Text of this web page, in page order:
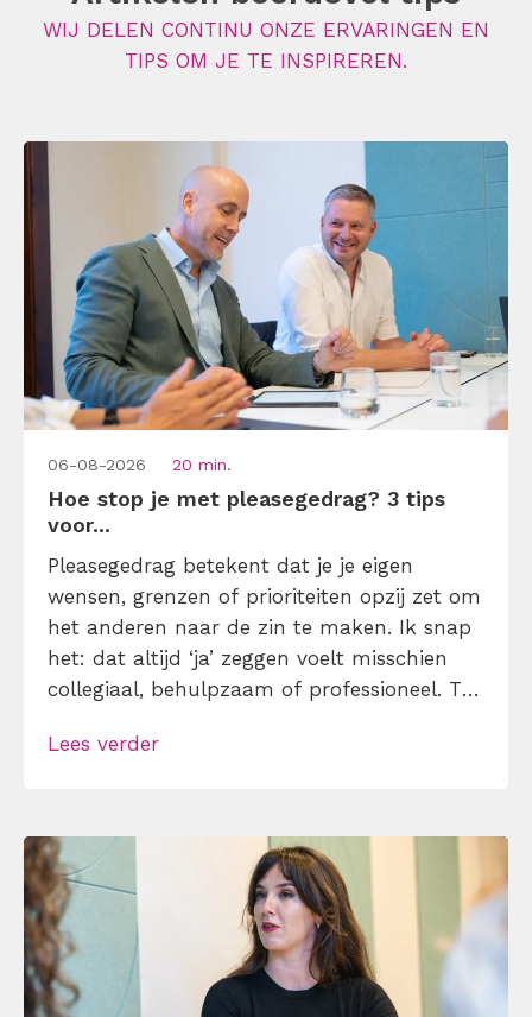
WIJ DELEN CONTINU ONZE ERVARINGEN EN
TIPS OM JE TE INSPIREREN.
06-08-2026 20 min.
Hoe stop je met pleasegedrag? 3 tips
voor...
Pleasegedrag betekent dat je je eigen
wensen, grenzen of prioriteiten opzij zet om
het anderen naar de zin te maken. Ik snap
het: dat altijd ‘ja’ zeggen voelt misschien
collegiaal, behulpzaam of professioneel. Tot
andermans prioriteiten en je eigen werk
[…]
Lees verder